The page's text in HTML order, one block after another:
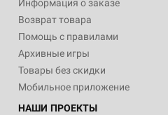
Информация о заказе
Возврат товара
Помощь с правилами
Архивные игры
Товары без скидки
Мобильное приложение
НАШИ ПРОЕКТЫ